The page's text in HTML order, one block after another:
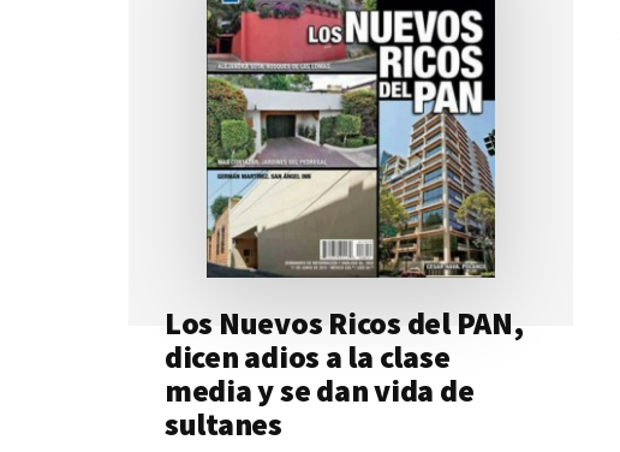
Los Nuevos Ricos del PAN,
dicen adios a la clase
media y se dan vida de
sultanes